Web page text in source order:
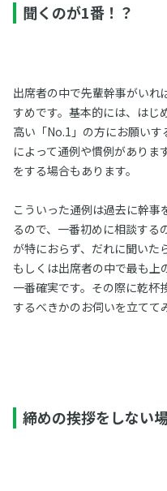
聞くのが1番！？
出席者の中で先輩幹事がいれ
すめです。基本的には、はじ
高い「No.1」の方にお願い
によって通例や慣例がありま
をする場合もあります。
こういった通例は過去に幹事
るので、一番初めに相談する
が特におらず、だれに聞いた
もしくは出席者の中で最も
一番確実です。その際に乾杯
するべきかのお伺いを立てて
締めの挨拶をしない